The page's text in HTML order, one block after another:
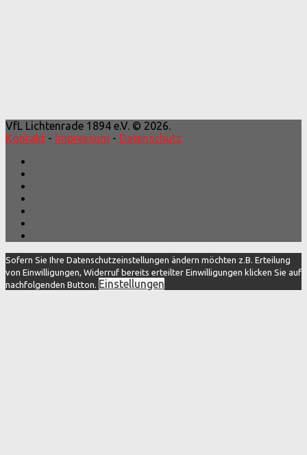
VfL Lichtenrade 1894 e.V. © 2026.
Kontakt - Impressum - Datenschutz
Sofern Sie Ihre Datenschutzeinstellungen ändern möchten z.B. Erteilung
von Einwilligungen, Widerruf bereits erteilter Einwilligungen klicken Sie auf
nachfolgenden Button. Einstellungen